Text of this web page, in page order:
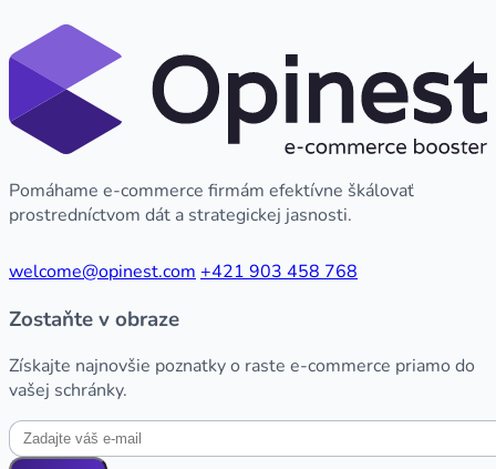
Pomáhame e-commerce firmám efektívne škálovať
prostredníctvom dát a strategickej jasnosti.
welcome@opinest.com +421 903 458 768
Zostaňte v obraze
Získajte najnovšie poznatky o raste e-commerce priamo do
vašej schránky.